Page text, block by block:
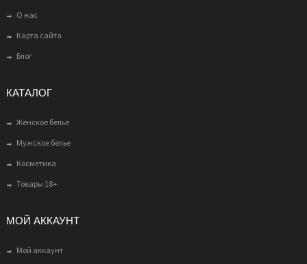
О нас
Карта сайта
Блог
КАТАЛОГ
Женское белье
Мужское белье
Косметика
Товары 18+
МОЙ АККАУНТ
Мой аккаунт